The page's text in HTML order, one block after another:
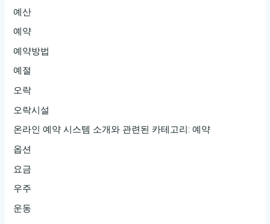
예산
예약
예약방법
예절
오락
오락시설
온라인 예약 시스템 소개와 관련된 카테고리: 예약
옵션
요금
우주
운동